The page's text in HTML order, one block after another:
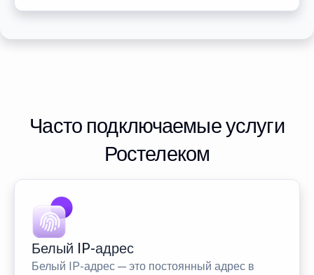
Часто подключаемые услуги
Ростелеком
Белый IP-адрес
Белый IP-адрес — это постоянный адрес в